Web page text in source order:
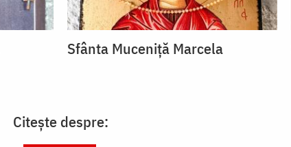
Sfânta Muceniță Marcela
Citește despre: